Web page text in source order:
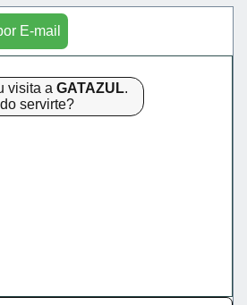
E-mail
visita a GATAZUL.
servirte?